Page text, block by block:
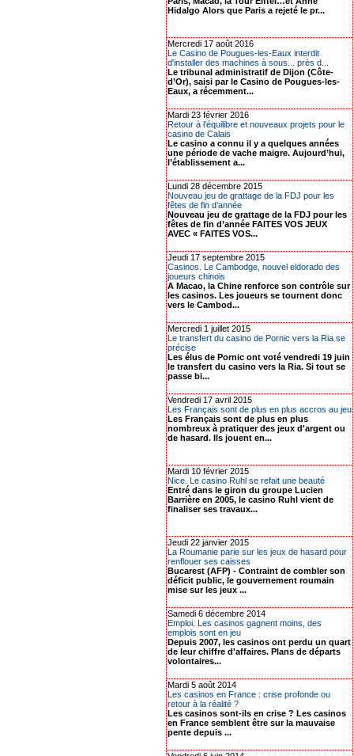
Hidalgo Alors que Paris a rejeté le pr...
Mercredi 17 août 2016
Le Casino de Pougues-les-Eaux interdit
d'installer des machines à sous... près d...
Le tribunal administratif de Dijon (Côte-
d’Or), saisi par le Casino de Pougues-les-
Eaux, a récemment...
Mardi 23 février 2016
Retour à l’équilibre et nouveaux projets pour le
casino de Calais
Le casino a connu il y a quelques années
une période de vache maigre. Aujourd’hui,
l’établissement a...
Lundi 28 décembre 2015
Nouveau jeu de grattage de la FDJ pour les
fêtes de fin d’année
Nouveau jeu de grattage de la FDJ pour les
fêtes de fin d’année FAITES VOS JEUX
AVEC « FAITES VOS...
Jeudi 17 septembre 2015
Casinos. Le Cambodge, nouvel eldorado des
joueurs chinois
A Macao, la Chine renforce son contrôle sur
les casinos. Les joueurs se tournent donc
vers le Cambod...
Mercredi 1 juillet 2015
Le transfert du casino de Pornic vers la Ria se
précise
Les élus de Pornic ont voté vendredi 19 juin
le transfert du casino vers la Ria. Si tout se
passe bi...
Vendredi 17 avril 2015
Les Français sont de plus en plus accros au jeu
Les Français sont de plus en plus
nombreux à pratiquer des jeux d'argent ou
de hasard. Ils jouent en...
Mardi 10 février 2015
Nice. Le casino Ruhl se refait une beauté
Entré dans le giron du groupe Lucien
Barrière en 2005, le casino Ruhl vient de
finaliser ses travaux...
Jeudi 22 janvier 2015
La Roumanie parie sur les jeux de hasard pour
renflouer ses caisses
Bucarest (AFP) - Contraint de combler son
déficit public, le gouvernement roumain
mise sur les jeux ...
Samedi 6 décembre 2014
Emploi. Les casinos gagnent moins, des
emplois sont en jeu
Depuis 2007, les casinos ont perdu un quart
de leur chiffre d'affaires. Plans de départs
volontaires...
Mardi 5 août 2014
Les casinos en France : crise profonde ou
retour à la réalité ?
Les casinos sont-ils en crise ? Les casinos
en France semblent être sur la mauvaise
pente depuis ...